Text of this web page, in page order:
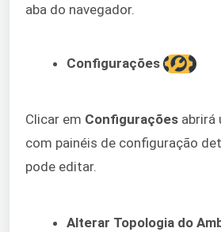
aba do navegador.
Configurações
Clicar em Configurações abrirá
com painéis de configuração
pode editar.
Alterar Topologia do